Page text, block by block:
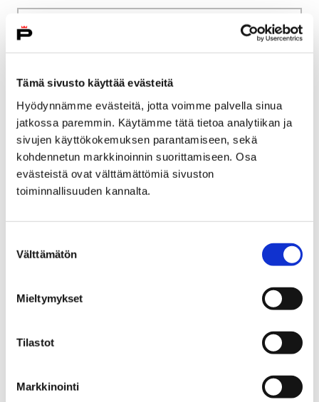
Tämä sivusto käyttää evästeitä
Hyödynnämme evästeitä, jotta voimme palvella sinua
jatkossa paremmin. Käytämme tätä tietoa analytiikan ja
sivujen käyttökokemuksen parantamiseen, sekä
kohdennetun markkinoinnin suorittamiseen. Osa
evästeistä ovat välttämättömiä sivuston
toiminnallisuuden kannalta.
valinta
Välttämätön
Mieltymykset
Tilastot
Markkinointi
Historiaa neljällä vuosikymmenellä
Historiaa neljällä
vuosikymmenellä
Satakunnan Urheiluakatemia
Opiskelu
Etusivu